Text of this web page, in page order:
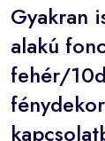
Gyakran
alakú
fehér/